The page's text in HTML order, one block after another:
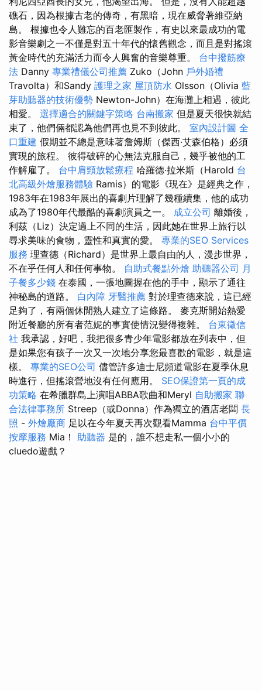
礁石，因為根據古老的傳奇，有黑暗，現在威脅著維亞納
島。 根據也令人難忘的百老匯製作，有史以來最成功的電
影音樂劇之一不僅是對五十年代的懷舊觀念，而且是對搖滾
黃金時代的充滿活力而令人興奮的音樂尊重。 台中撥筋療
法 Danny 專業禮儀公司推薦 Zuko（John 戶外婚禮
Travolta）和Sandy 護理之家 屋頂防水 Olsson（Olivia 藍
芽助聽器的技術優勢 Newton-John）在海灘上相遇，彼此
相愛。 選擇適合的關鍵字策略 台南搬家 但是夏天很快就結
束了，他們倆都認為他們再也見不到彼此。 室內設計圖 全
口重建 假期並不總是意味著詹姆斯（傑西·艾森伯格）必須
實現的旅程。 彼得破碎的心無法克服自己，幾乎被他的工
作解雇了。 台中肩頸放鬆療程 哈羅德·拉米斯（Harold 台
北高級外燴服務體驗 Ramis）的電影《現在》是經典之作，
1983年在1983年展出的喜劇片理解了幾種續集，他的成功
成為了1980年代最酷的喜劇演員之一。 成立公司 離婚後，
利茲（Liz）決定過上不同的生活，因此她在世界上旅行以
尋求美味的食物，靈性和真實的愛。 專業的SEO Services
服務 理查德（Richard）是世界上最自由的人，漫步世界，
不在乎任何人和任何事物。 自助式餐點外燴 助聽器公司 月
子餐多少錢 在泰國，一張地圖握在他的手中，顯示了通往
神秘島的道路。 白內障 牙醫推薦 對於理查德來說，這已經
足夠了，有兩個休閒熟人建立了這條路。 麥克斯開始熱愛
附近餐廳的所有者范妮的事實使情況變得複雜。 台東徵信
社 我承認，好吧，我把很多青少年電影都放在列表中，但
是如果您有孩子一次又一次地分享您最喜歡的電影，就是這
樣。 專業的SEO公司 儘管許多迪士尼頻道電影在夏季休息
時進行，但搖滾營地沒有任何應用。 SEO保證第一頁的成
功策略 在希臘群島上演唱ABBA歌曲和Meryl 自助搬家 聯
合法律事務所 Streep（或Donna）作為獨立的酒店老闆 長
照 - 外燴廠商 足以在今年夏天再次觀看Mamma 台中平價
按摩服務 Mia！ 助聽器 是的，誰不想走私一個小小的
cluedo遊戲？